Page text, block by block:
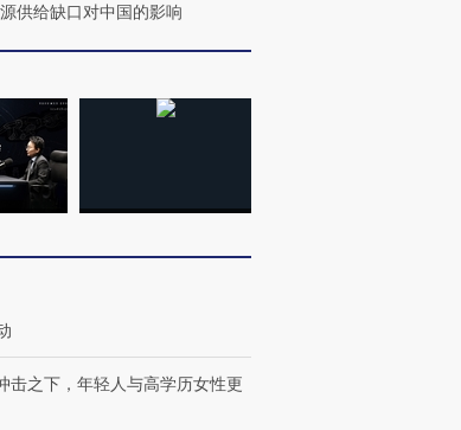
泽连斯基密集出访美英 索
要防空导弹“救急”
有意思的生活方式·第三对
住三大增长引擎是什么？
供给缺口对中国的影响
击之下，年轻人与高学历女性更